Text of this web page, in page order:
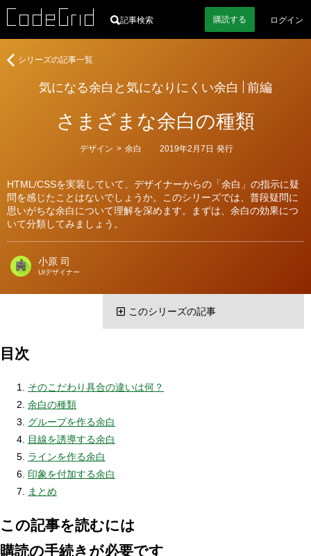
記事検索 購読する ログイン
気になる余白と気になりにくい余白 前編
さまざまな余白の種類
HTML/CSSを実装していて、デザイナーからの「余白」の指示に疑
問を感じたことはないでしょうか。このシリーズでは、普段疑問に
思いがちな余白について理解を深めます。まずは、余白の効果につ
いて分類してみましょう。
カ
リ
ー
デザイン > 余白 2019年2月7日 発行
者
小原 司
UIデザイナー
気
な
り
に
余
白
シリーズの記事一覧
このシリーズの記事
目次
そのこだわり具合の違いは何？
余白の種類
グループを作る余白
目線を誘導する余白
ラインを作る余白
印象を付加する余白
まとめ
この記事を読むには
購読の手続きが必要です